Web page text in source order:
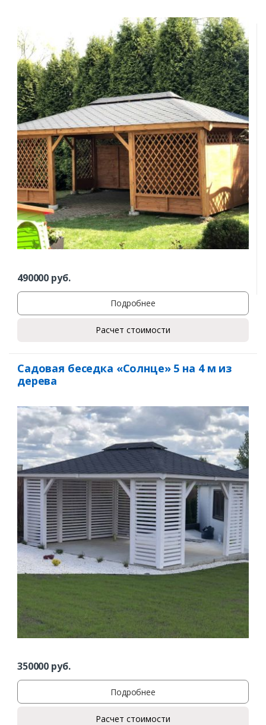
Заказать
Ваш телефон*
Комментарий к заказу
490000 руб.
Подробнее
Расчет стоимости
Садовая беседка «Солнце» 5 на 4 м из
дерева
350000 руб.
Подробнее
Расчет стоимости